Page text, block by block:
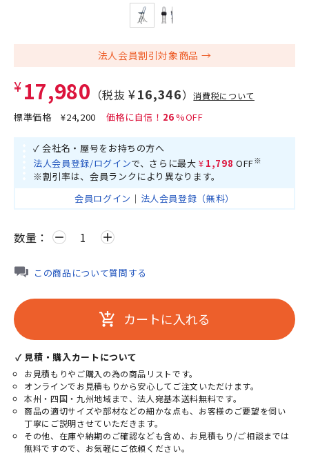
法人会員割引対象商品
¥17,980 （税抜 ¥16,346）消費税について
標準価格¥24,200 26
✓ 会社名・屋号をお持ちの方へ
法人会員登録/ログインで、さらに最大 ¥1,798 OFF※
※割引率は、会員ランクにより異なります。
会員ログイン ｜ 法人会員登録（無料）
数量： remove add
この商品について質問する
add_shopping_cart カートに入れる
✓ 見積・購入カートについて
お見積もりやご購入の為の商品リストです。
オンラインでお見積もりから安心してご注文いただけます。
本州・四国・九州地域まで、法人宛基本送料無料です。
商品の適切サイズや部材などの細かな点も、お客様のご要望を伺い
丁寧にご説明させていただきます。
その他、在庫や納期のご確認なども含め、お見積もり/ご相談までは
無料ですので、お気軽にご依頼ください。